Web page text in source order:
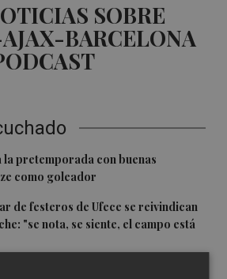
SOBRE
BARCELONA
pretemporada con buenas
como goleador
de festeros de Ufece se reivindican
"se nota, se siente, el campo está